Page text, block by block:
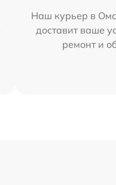
Наш курьер в
доставит ваше
ремонт и